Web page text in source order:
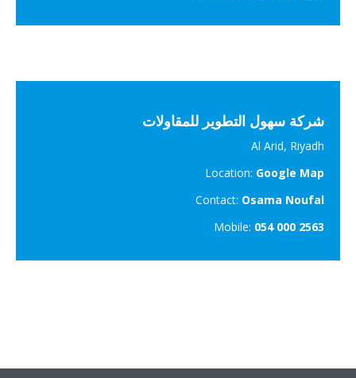
شركة سهول التطوير للمقاولات
Al Arid, Riyadh
Location:Google Map
Contact:Osama Noufal
Mobile:054 000 2563